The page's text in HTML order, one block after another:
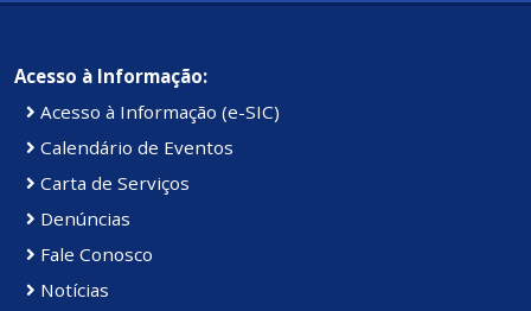
Acesso à Informação:
Acesso à Informação (e-SIC)
Calendário de Eventos
Carta de Serviços
Denúncias
Fale Conosco
Notícias